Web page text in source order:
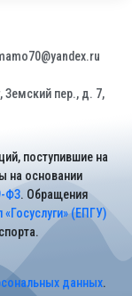
Земский пер., д. 7,
поступившие на
на основании
ФЗ. Обращения
«Госуслуги» (ЕПГУ)
данных.